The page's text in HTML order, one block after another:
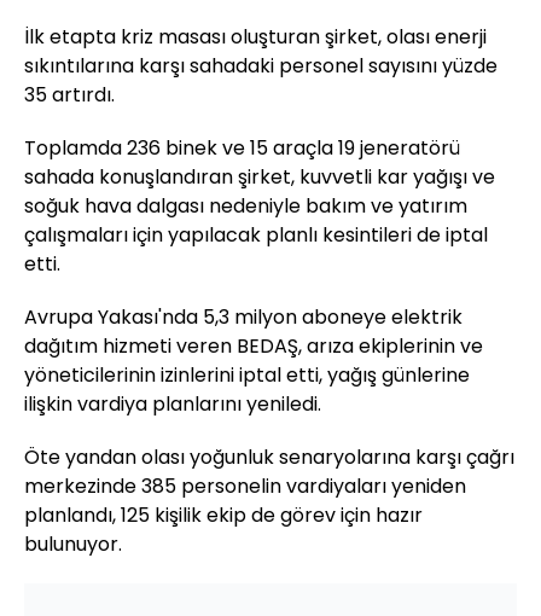
İlk etapta kriz masası oluşturan şirket, olası enerji
sıkıntılarına karşı sahadaki personel sayısını yüzde
35 artırdı.
Toplamda 236 binek ve 15 araçla 19 jeneratörü
sahada konuşlandıran şirket, kuvvetli kar yağışı ve
soğuk hava dalgası nedeniyle bakım ve yatırım
çalışmaları için yapılacak planlı kesintileri de iptal
etti.
Avrupa Yakası'nda 5,3 milyon aboneye elektrik
dağıtım hizmeti veren BEDAŞ, arıza ekiplerinin ve
yöneticilerinin izinlerini iptal etti, yağış günlerine
ilişkin vardiya planlarını yeniledi.
Öte yandan olası yoğunluk senaryolarına karşı çağrı
merkezinde 385 personelin vardiyaları yeniden
planlandı, 125 kişilik ekip de görev için hazır
bulunuyor.